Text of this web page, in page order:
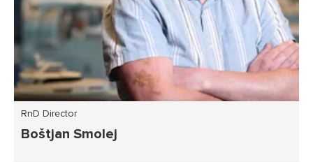
RnD Director
Boštjan Smolej